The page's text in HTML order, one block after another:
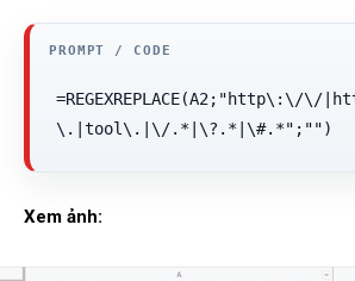
=REGEXREPLACE(A2;"http\:\/\/
\.|tool\.|\/.*|\?.*|\#.*";"")
Xem ảnh: